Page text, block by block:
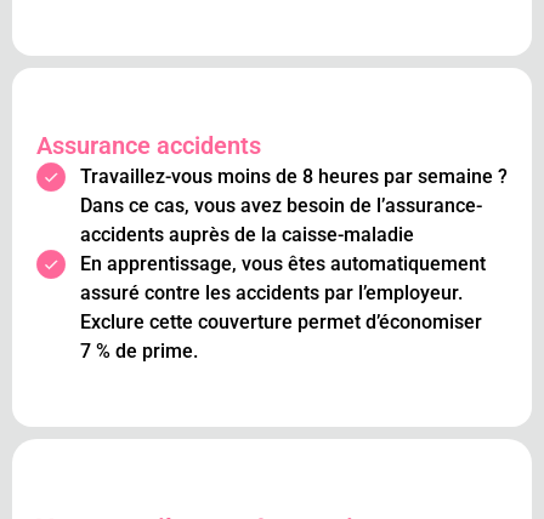
Assurance accidents
Travaillez-vous moins de 8 heures par semaine ?
Dans ce cas, vous avez besoin de l’assurance-
accidents auprès de la caisse-maladie
En apprentissage, vous êtes automatiquement
assuré contre les accidents par l’employeur.
Exclure cette couverture permet d’économiser
7 % de prime.